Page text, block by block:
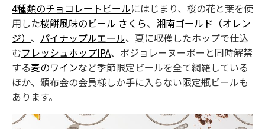
4種類のチョコレートビールにはじまり、桜の花と葉を使
用した桜餅風味のビール さくら、 湘南ゴールド（オレン
ジ） 、 パイナップルエール、夏に収穫したホップで仕込
むフレッシュホップIPA、ボジョレーヌーボーと同時解禁
する麦のワインなど季節限定ビールを全て網羅している
ほか、頒布会の会員様しか手に入らない限定瓶ビールも
あります。